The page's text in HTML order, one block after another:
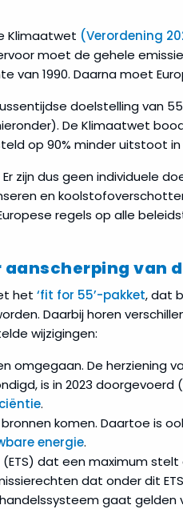
Klimaatwet (Verordening
moet de gehele
van 1990. Daarna moet
doelstelling van
De Klimaatwet
op 90% minder uitstoot in
zijn dus geen individuele
en
regels op alle
aanscherping
het ‘fit for 55’-pakket, dat
Daarbij horen
wijzigingen:
omgegaan. De herziening
is in 2023 doorgevoerd (
.
komen. Daartoe is
energie.
dat een maximum
dat onder dit
gaat gelden